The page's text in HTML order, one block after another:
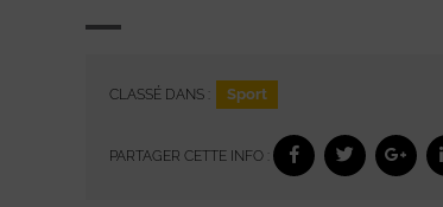
CLASSÉ DANS : Sport
PARTAGER CETTE INFO :